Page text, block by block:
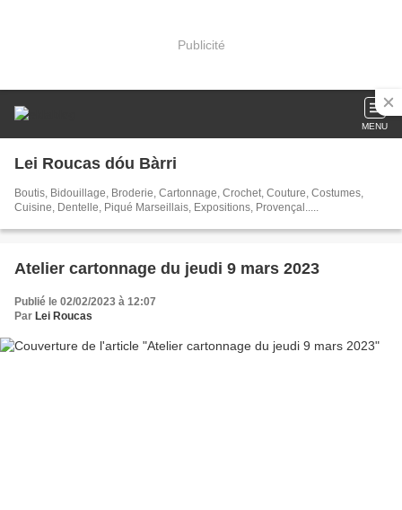
Publicité
MENU
Lei Roucas dóu Bàrri
Boutis, Bidouillage, Broderie, Cartonnage, Crochet, Couture, Costumes,
Cuisine, Dentelle, Piqué Marseillais, Expositions, Provençal.....
Atelier cartonnage du jeudi 9 mars 2023
Publié le 02/02/2023 à 12:07
Par Lei Roucas